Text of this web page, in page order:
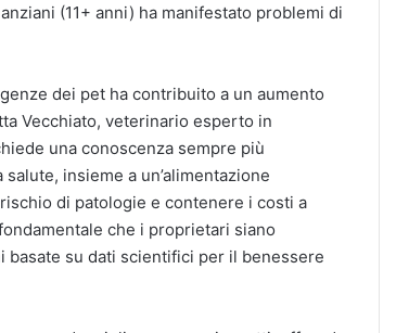
(11+ anni) ha manifestato problemi di
dei pet ha contribuito a un aumento
Vecchiato, veterinario esperto in
una conoscenza sempre più
insieme a un’alimentazione
di patologie e contenere i costi a
che i proprietari siano
su dati scientifici per il benessere